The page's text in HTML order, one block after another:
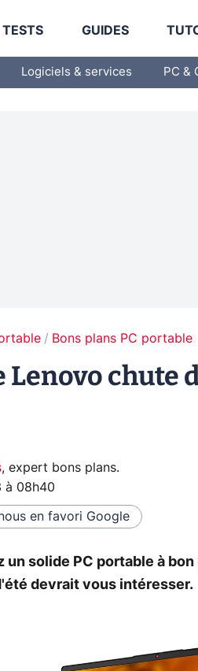
TESTS GUIDES
Logiciels & services PC &
Bons plans PC portable
Lenovo chute
, expert bons plans.
à 08h40
en favori Google
un solide PC portable à
devrait vous intéresser.